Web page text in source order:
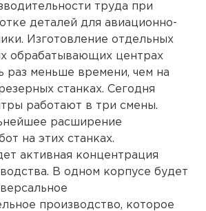
труда при
деталей для авиационно-
Изготовление отдельных
обрабатывающих центрах
раз меньше времени, чем на
станках. Сегодня
работают в три смены.
расширение
на этих станках.
активная концентрация
В одном корпусе будет
производство, которое